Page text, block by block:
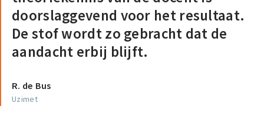
doorslaggevend voor het resultaat.
De stof wordt zo gebracht dat de
aandacht erbij blijft.
R. de Bus
Uzimet